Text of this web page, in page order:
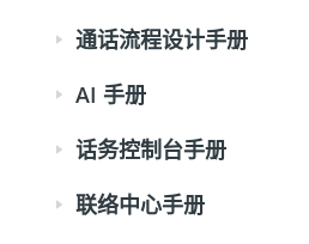
通话流程设计手册
AI 手册
话务控制台手册
联络中心手册